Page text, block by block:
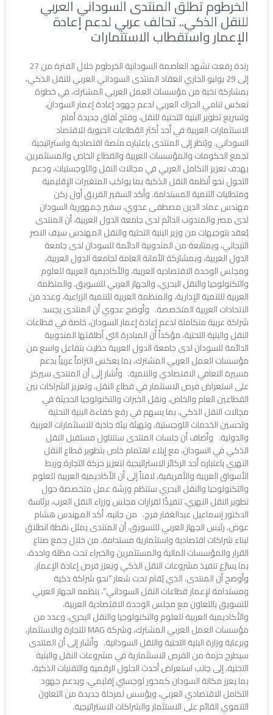
الخرطوم تطلق المنتدى السوداني العربي
للنقل الذكي.. تحالف عربي لدعم إعادة
الإعمار واستقطاب الاستثمارات
رندة رفعت تشهد العاصمة السودانية الخرطوم خلال الفترة من 27
إلى 29 يوليو الجاري انعقاد المنتدى السوداني العربي للنقل الذكي،
بمشاركة نخبة من مؤسسات العمل العربي المشترك، في خطوة
تعكس تنامي الحراك العربي لدعم جهود إعادة إعمار السودان،
وتسريع تطوير البنية التحتية للنقل، وفتح آفاق جديدة أمام
الاستثمارات العربية في أحد أكثر القطاعات الحيوية للاقتصاد
السوداني. ويُنظر إلى المنتدى باعتباره منصة اقتصادية واستراتيجية
تجمع الحكومات والمؤسسات العربية والقطاع الخاص والمستثمرين،
بهدف تعزيز التكامل العربي في مجالات النقل واللوجستيات، ودعم
التحول نحو أنظمة النقل الذكية بما يواكب المتغيرات الإقليمية
ومتطلبات التنمية المستدامة. وأكد السفير الفريق أول ركن
مهندس عماد الدين مصطفى عدوي، سفير جمهورية السودان
لدى مصر والمندوب الدائم لدى جامعة الدول العربية، أن المنتدى
يُعقد بتوجيهات من وزير البنية التحتية والنقل المهندس سيف النصر
التيجاني، وبمتابعة من المندوبية الدائمة للسودان لدى جامعة
الدول العربية، وبمشاركة الأمانة العامة لجامعة الدول العربية،
ومجلس الوحدة الاقتصادية العربية، والأكاديمية العربية للعلوم
والتكنولوجيا والنقل البحري، والجهاز العربي للتسويق، والمنظمة
العربية للتنمية الإدارية، والمنظمة العربية للتنمية الزراعية، وعدد من
الاتحادات العربية المتخصصة. وأوضح عدوي أن المنتدى يجسد
شراكة عربية متكاملة لدعم إعادة إعمار السودان، خاصة في قطاعات
النقل والبنية التحتية، مؤكداً أن المبادرة التي أطلقتها المندوبية
الدائمة للسودان لدى جامعة الدول العربية حظيت بتفاعل واسع من
مؤسسات العمل العربي المشترك، بما يعكس التزاماً عربياً بدعم
مسيرة التعافي الاقتصادي والتنمية. وأشار إلى أن المنتدى سيركز
على استعراض فرص الاستثمار في قطاع النقل، وتعزيز الشراكات بين
القطاعين العام والخاص، ونقل الخبرات والتكنولوجيا الحديثة في
مجالات النقل الذكي، بما يسهم في رفع كفاءة البنية التحتية
وتحسين الخدمات اللوجستية، وتهيئة بيئة جاذبة للاستثمارات العربية
والدولية. وأضاف أن جلسات المنتدى ستتناول مستقبل النقل
الذكي في السودان، مع إيلاء اهتمام خاص بتطوير قطاع النقل
النهري باعتباره أحد الركائز الاستراتيجية لتعزيز حركة التجارة وربط
الأسواق العربية والأفريقية، لافتاً إلى أن الأكاديمية العربية للعلوم
والتكنولوجيا والنقل البحري ستنظم ورشة عمل متخصصة حول
تطوير النقل النهري، تنفيذًا لقرارات مجلس وزراء النقل العرب، برئاسة
الدكتور إسماعيل عبدالغفار فرج. من جانبه، أكد المهندس هشام
عوض، رئيس الجهاز العربي للتسويق، أن المنتدى يمثل نقطة انطلاق
لبناء شراكات اقتصادية واستثمارية مستدامة، من خلال جمع صناع
القرار والمؤسسات المالية والمستثمرين والخبراء تحت مظلة واحدة،
بما يسرّع تنفيذ مشروعات النقل الذكي ويعزز فرص إعادة الإعمار.
وأوضح أن المنتدى، الذي يُقام تحت شعار “نحو شراكة ذكية
ومستدامة لإعمار قطاعات النقل السوداني”، ينظمه الجهاز العربي
للتسويق بالتعاون مع مجلس الوحدة الاقتصادية العربية،
والأكاديمية العربية للعلوم والتكنولوجيا والنقل البحري، وعدد من
مؤسسات العمل العربي المشترك، وشركة MAG للتجارة والاستثمار،
وبرعاية وزارة البنية التحتية والنقل السودانية. وأشار إلى أن المنتدى
سيطرح حزمة من الفرص الاستثمارية في مشروعات النقل والبنية
التحتية، إلى جانب استعراض أحدث الحلول الرقمية والتقنيات الذكية،
بما يعزز مكانة السودان كمحور لوجستي إقليمي، ويدعم جهود
التكامل الاقتصادي العربي، ويؤسس لمرحلة جديدة من التعاون
التنموي القائم على الاستثمار والشراكات الاستراتيجية.